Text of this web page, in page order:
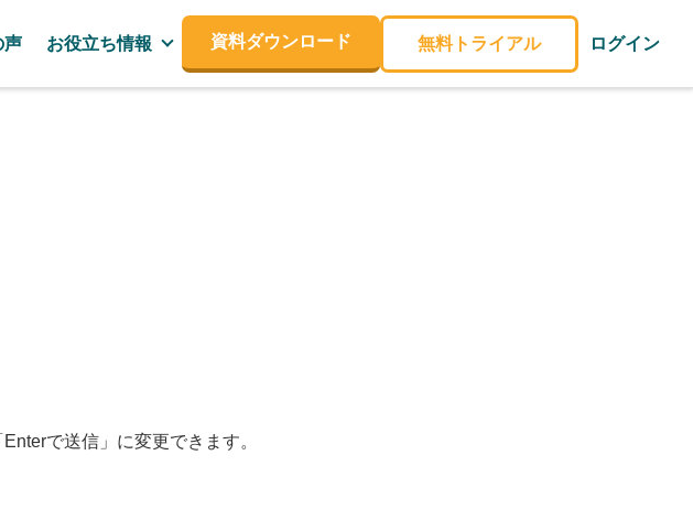
声 お役立ち情報 資料ダウンロード 無料トライアル ログイン
で送信」に変更できます。